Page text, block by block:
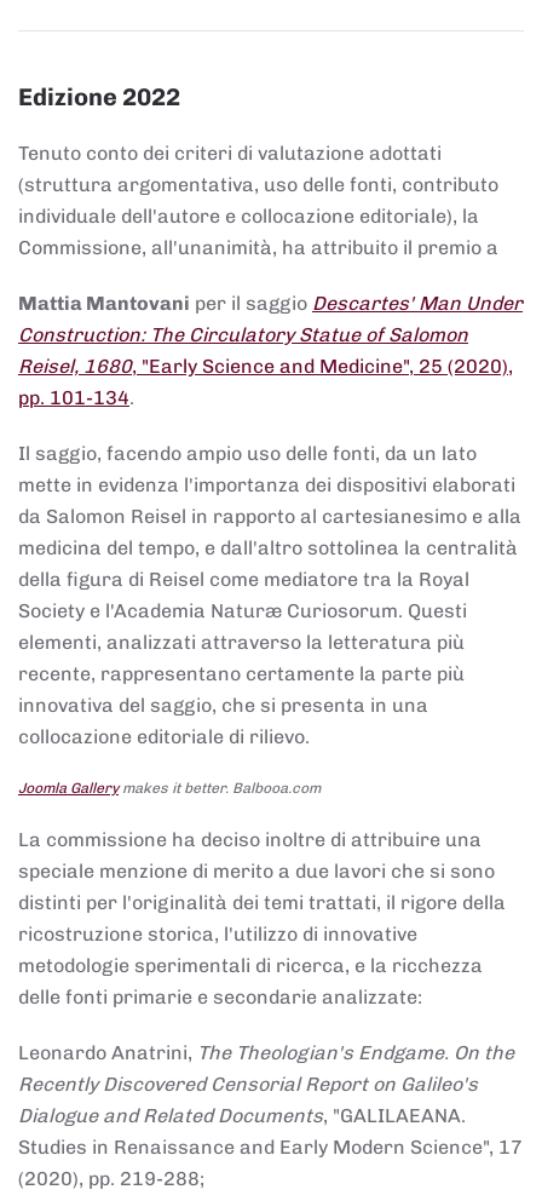
Edizione 2022
Tenuto conto dei criteri di valutazione adottati
(struttura argomentativa, uso delle fonti, contributo
individuale dell'autore e collocazione editoriale), la
Commissione, all'unanimità, ha attribuito il premio a
Mattia Mantovani per il saggio Descartes' Man Under
Construction: The Circulatory Statue of Salomon
Reisel, 1680, "Early Science and Medicine", 25 (2020),
pp. 101-134.
Il saggio, facendo ampio uso delle fonti, da un lato
mette in evidenza l'importanza dei dispositivi elaborati
da Salomon Reisel in rapporto al cartesianesimo e alla
medicina del tempo, e dall'altro sottolinea la centralità
della figura di Reisel come mediatore tra la Royal
Society e l'Academia Naturæ Curiosorum. Questi
elementi, analizzati attraverso la letteratura più
recente, rappresentano certamente la parte più
innovativa del saggio, che si presenta in una
collocazione editoriale di rilievo.
Joomla Gallerymakes it better. Balbooa.com
La commissione ha deciso inoltre di attribuire una
speciale menzione di merito a due lavori che si sono
distinti per l'originalità dei temi trattati, il rigore della
ricostruzione storica, l'utilizzo di innovative
metodologie sperimentali di ricerca, e la ricchezza
delle fonti primarie e secondarie analizzate:
Leonardo Anatrini, The Theologian's Endgame. On the
Recently Discovered Censorial Report on Galileo's
Dialogue and Related Documents, "GALILAEANA.
Studies in Renaissance and Early Modern Science", 17
(2020), pp. 219-288;